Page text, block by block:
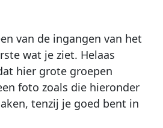
van de ingangen van het
wat je ziet. Helaas
hier grote groepen
foto zoals die hieronder
tenzij je goed bent in